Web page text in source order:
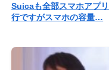
Suicaも全部スマホアプ
行ですがスマホの容量…